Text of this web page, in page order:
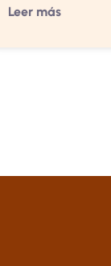
Leer más